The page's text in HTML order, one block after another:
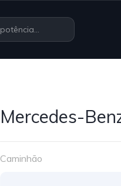
Mercedes-
Caminhão